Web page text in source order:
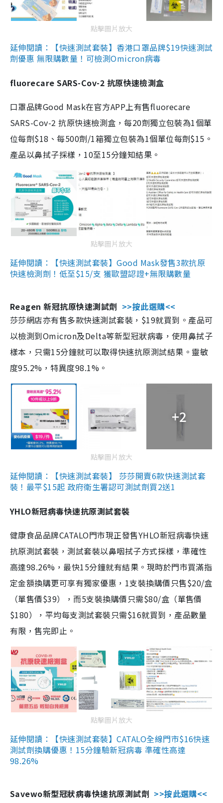
點擊圖片放大
延伸閱讀：【快速測試套裝】香港口罩品牌$19快速測試
劑優惠 無限購數量！可檢測Omicron病毒
fluorecare SARS-Cov-2 抗原快速檢測盒
口罩品牌Good Mask在官方APP上有售fluorecare
SARS-Cov-2 抗原快速檢測盒，每20劑獨立包裝為1個單
位每劑$18、每500劑/1箱獨立包裝為1個單位每劑$15。
產品以鼻拭子採樣，10至15分鐘知結果。
點擊圖片放大
延伸閱讀：【快速測試套裝】Good Mask發售3款抗原
快速檢測劑！低至$15/支 獲歐盟認證+無限購數量
Reagen 新冠抗原快速測試劑 >>按此選購<<
莎莎網店亦有售多款快速測試套裝，$19就買到。產品可
以檢測到Omicron及Delta等新型冠狀病毒，使用鼻拭子
樣本，只需15分鐘就可以取得快速抗原測試結果。靈敏
度95.2%，特異度98.1%。
+2
點擊圖片放大
延伸閱讀：【快速測試套裝】 莎莎開賣6款快速測試套
裝！最平$15起 政府衛生署認可測試劑買2送1
YHLO新冠病毒快速抗原測試套裝
健康食品品牌CATALO門市現正發售YHLO新冠病毒快速
抗原測試套裝，測試套裝以鼻咽拭子方式採樣，準確性
高達98.26%，最快15分鐘就有結果。現時於門市買滿指
定金額換購更可享有獨家優惠，1支裝換購價只售$20/盒
（單售價$39），而5支裝換購價只需$80/盒（單售價
$180），平均每支測試套裝只需$16就買到，產品數量
有限，售完即止。
點擊圖片放大
延伸閱讀：【快速測試套裝】CATALO全線門市$16快速
測試劑換購優惠！15分鐘驗新冠病毒 準確性高達
98.26%
Savewo新型冠狀病毒快速抗原測試劑 >>按此選購<<